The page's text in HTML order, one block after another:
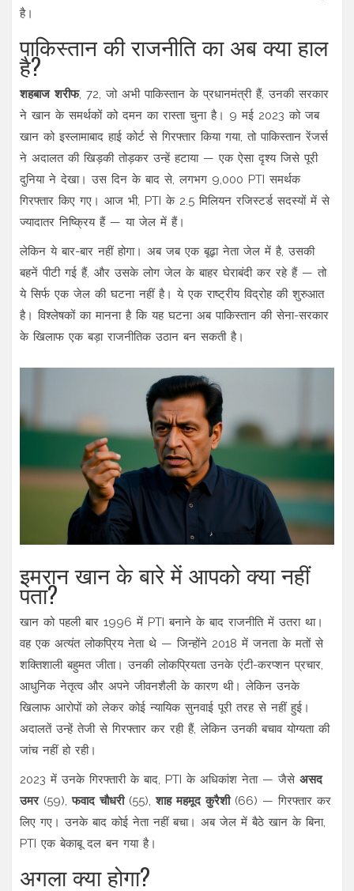
है।
पाकिस्तान की राजनीति का अब क्या हाल
है?
शहबाज शरीफ, 72, जो अभी पाकिस्तान के प्रधानमंत्री हैं, उनकी सरकार
ने खान के समर्थकों को दमन का रास्ता चुना है। 9 मई 2023 को जब
खान को इस्लामाबाद हाई कोर्ट से गिरफ्तार किया गया, तो पाकिस्तान रेंजर्स
ने अदालत की खिड़की तोड़कर उन्हें हटाया — एक ऐसा दृश्य जिसे पूरी
दुनिया ने देखा। उस दिन के बाद से, लगभग 9,000 PTI समर्थक
गिरफ्तार किए गए। आज भी, PTI के 2.5 मिलियन रजिस्टर्ड सदस्यों में से
ज्यादातर निष्क्रिय हैं — या जेल में हैं।
लेकिन ये बार-बार नहीं होगा। अब जब एक बूढ़ा नेता जेल में है, उसकी
बहनें पीटी गई हैं, और उसके लोग जेल के बाहर घेराबंदी कर रहे हैं — तो
ये सिर्फ एक जेल की घटना नहीं है। ये एक राष्ट्रीय विद्रोह की शुरुआत
है। विश्लेषकों का मानना है कि यह घटना अब पाकिस्तान की सेना-सरकार
के खिलाफ एक बड़ा राजनीतिक उठान बन सकती है।
इमरान खान के बारे में आपको क्या नहीं
पता?
खान को पहली बार 1996 में PTI बनाने के बाद राजनीति में उतरा था।
वह एक अत्यंत लोकप्रिय नेता थे — जिन्होंने 2018 में जनता के मतों से
शक्तिशाली बहुमत जीता। उनकी लोकप्रियता उनके एंटी-करप्शन प्रचार,
आधुनिक नेतृत्व और अपने जीवनशैली के कारण थी। लेकिन उनके
खिलाफ आरोपों को लेकर कोई न्यायिक सुनवाई पूरी तरह से नहीं हुई।
अदालतें उन्हें तेजी से गिरफ्तार कर रही हैं, लेकिन उनकी बचाव योग्यता की
जांच नहीं हो रही।
2023 में उनके गिरफ्तारी के बाद, PTI के अधिकांश नेता — जैसे असद
उमर(59),फवाद चौधरी(55),शाह महमूद कुरैशी(66) — गिरफ्तार कर
लिए गए। उनके बाद कोई नेता नहीं बचा। अब जेल में बैठे खान के बिना,
PTI एक बेकाबू दल बन गया है।
अगला क्या होगा?